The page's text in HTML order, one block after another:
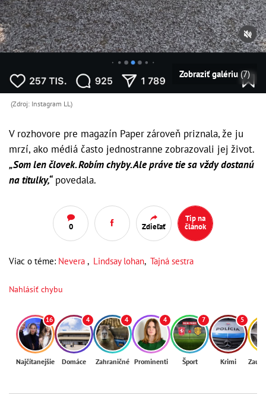
Zobraziť galériu (7)
(Zdroj: Instagram LL)
V rozhovore pre magazín Paper zároveň priznala, že ju
mrzí, ako médiá často jednostranne zobrazovali jej život.
„Som len človek. Robím chyby. Ale práve tie sa vždy dostanú
na titulky,“povedala.
0 Zdieľať
Tip na
článok
Viac o téme: Nevera , Lindsay lohan, Tajná sestra
Nahlásiť chybu
16
Najčítanejšie
4
Domáce
4
Zahraničné
4
Prominenti
7
Šport
5
Krimi